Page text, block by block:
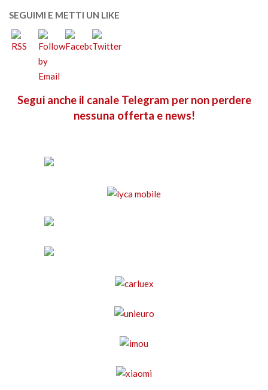
SEGUIMI E METTI UN LIKE
Segui anche il canale Telegram per non perdere
nessuna offerta e news!